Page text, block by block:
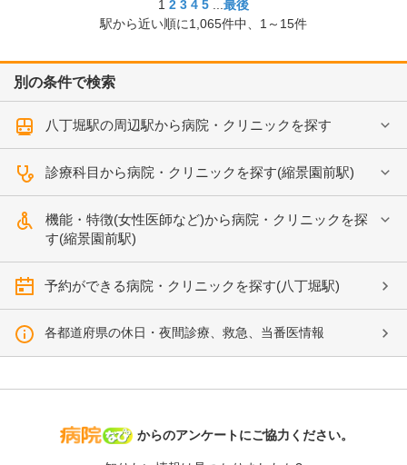
1 2 3 4 5
最後
駅から近い順に1,065件中、 1～15件
別の条件で検索
八丁堀駅の周辺駅から病院・クリニックを探す
診療科目から病院・クリニックを探す(縮景園前駅)
機能・特徴(女性医師など)から病院・クリニックを探
す(縮景園前駅)
予約ができる病院・クリニックを探す(八丁堀駅)
各都道府県の休日・夜間診療、救急、当番医情報
病院なび
からのアンケートにご協力ください。